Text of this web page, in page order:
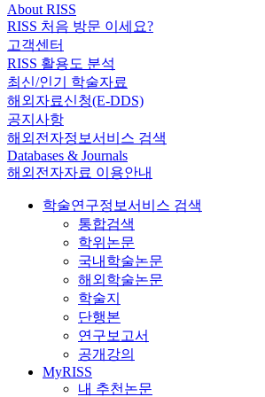
About RISS
RISS 처음 방문 이세요?
고객센터
RISS 활용도 분석
최신/인기 학술자료
해외자료신청(E-DDS)
공지사항
해외전자정보서비스 검색
Databases & Journals
해외전자자료 이용안내
학술연구정보서비스 검색
통합검색
학위논문
국내학술논문
해외학술논문
학술지
단행본
연구보고서
공개강의
MyRISS
내 추천논문